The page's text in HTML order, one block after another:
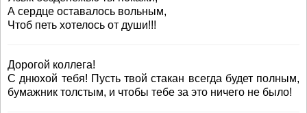
А сердце оставалось вольным,
Чтоб петь хотелось от души!!!
Дорогой коллега!
С днюхой тебя! Пусть твой стакан всегда будет полным,
бумажник толстым, и чтобы тебе за это ничего не было!